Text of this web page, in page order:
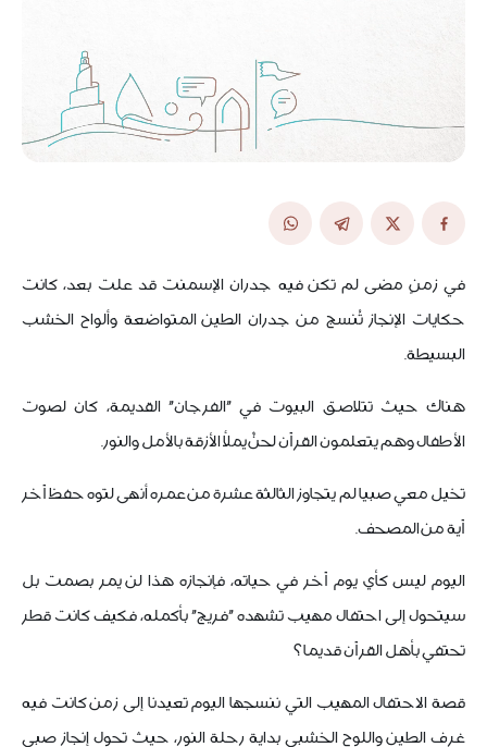
في زمنٍ مضى لم تكن فيه جدران الإسمنت قد علت بعد، كانت
حكايات الإنجاز تُنسج من جدران الطين المتواضعة وألواح الخشب
البسيطة.
هناك حيث تتلاصق البيوت في "الفرجان" القديمة، كان لصوت
الأطفال وهم يتعلمون القرآن لحنٌ يملأ الأزقة بالأمل والنور.
تخيل معي صبيا لم يتجاوز الثالثة عشرة من عمره أنهى لتوه حفظ آخر
آية من المصحف.
اليوم ليس كأي يوم آخر في حياته، فإنجازه هذا لن يمر بصمت بل
سيتحول إلى احتفال مهيب تشهده "فريج" بأكمله، فكيف كانت قطر
تحتفي بأهل القرآن قديما؟
قصة الاحتفال المهيب التي ننسجها اليوم تعيدنا إلى زمن كانت فيه
غرف الطين واللوح الخشبي بداية رحلة النور، حيث تحول إنجاز صبي